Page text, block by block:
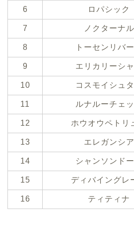
6 ロパシック
7 ノクターナル
8 トーセンリバ
9 エリカリーシ
10 コスモイシュ
11 ルナルーチェッ
12 ホウオウペトリ
13 エレガンシア
14 シャンソンド
15 ディバイングレ
16 ティティナ